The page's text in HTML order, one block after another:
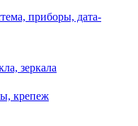
приборы, дата-
зеркала
крепеж